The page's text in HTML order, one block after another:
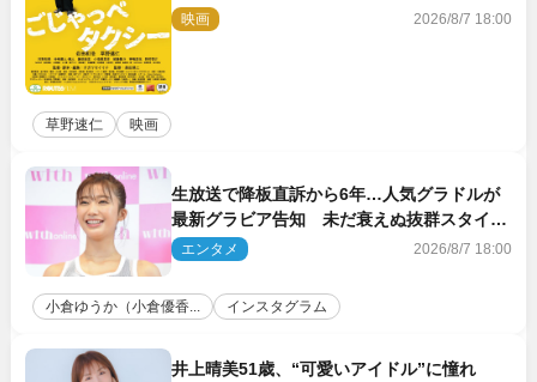
ー』10月公開＆予告解禁
映画 2026/8/7 18:00
草野速仁 映画
生放送で降板直訴から6年…人気グラドルが
最新グラビア告知 未だ衰えぬ抜群スタイル
に反響
エンタメ 2026/8/7 18:00
小倉ゆうか（小倉優香... インスタグラム
井上晴美51歳、“可愛いアイドル”に憧れ